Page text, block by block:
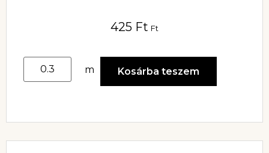
425 Ft Ft
m Kosárba teszem